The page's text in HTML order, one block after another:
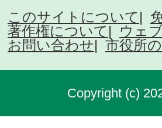
このサイトについて
著作権について
ウェ
お問い合わせ
市役所
Copyright (c)